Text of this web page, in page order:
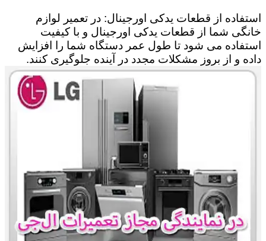
استفاده از قطعات یدکی اورجینال: در تعمیر لوازم
خانگی شما از قطعات یدکی اورجینال و با کیفیت
استفاده می شود تا طول عمر دستگاه شما را افزایش
داده و از بروز مشکلات مجدد در آینده جلوگیری کنند.